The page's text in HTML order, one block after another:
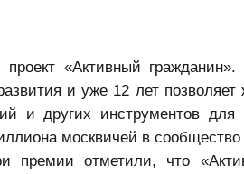
«Активный гражданин».
и уже 12 лет
и других инструментов для
москвичей в
премии отметили, что